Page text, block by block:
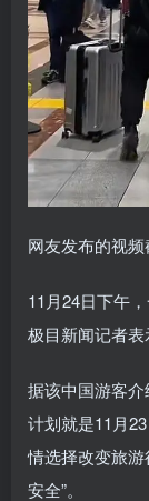
网友发布的视频
11月24日下午
极目新闻记者表
据该中国游客
计划就是11月
情选择改变旅
安全”。